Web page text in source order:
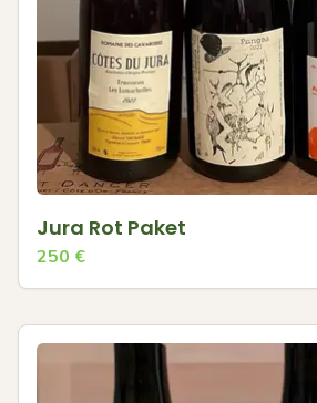
Jura Rot Paket
250 €